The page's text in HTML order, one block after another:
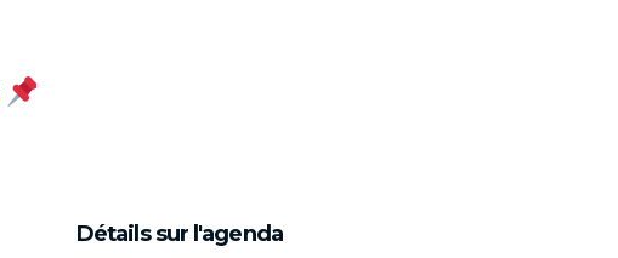
Détails sur l'agenda